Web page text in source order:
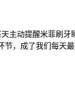
主动提醒米菲刷
，成了我们每天最